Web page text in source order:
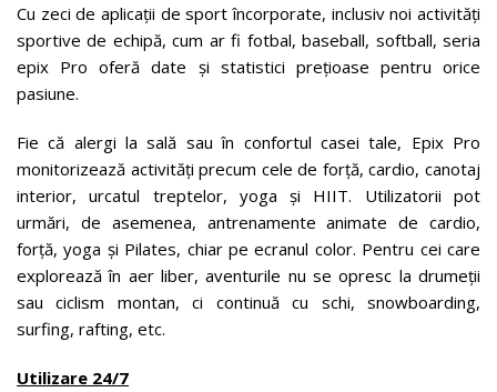
Cu zeci de aplicații de sport încorporate, inclusiv noi activități
sportive de echipă, cum ar fi fotbal, baseball, softball, seria
epix Pro oferă date și statistici prețioase pentru orice
pasiune.
Fie că alergi la sală sau în confortul casei tale, Epix Pro
monitorizează activități precum cele de forță, cardio, canotaj
interior, urcatul treptelor, yoga și HIIT. Utilizatorii pot
urmări, de asemenea, antrenamente animate de cardio,
forță, yoga și Pilates, chiar pe ecranul color. Pentru cei care
explorează în aer liber, aventurile nu se opresc la drumeții
sau ciclism montan, ci continuă cu schi, snowboarding,
surfing, rafting, etc.
Utilizare 24/7